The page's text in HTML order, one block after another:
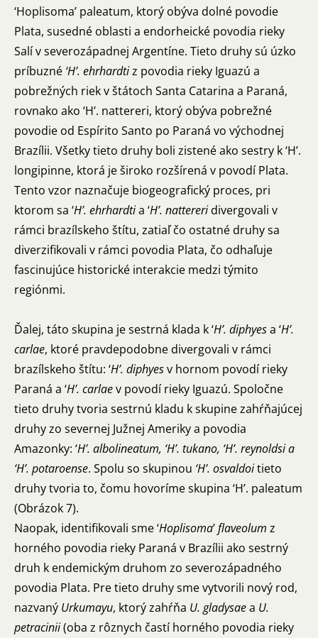
‘Hoplisoma’ paleatum, ktorý obýva dolné povodie
Plata, susedné oblasti a endorheické povodia rieky
Salí v severozápadnej Argentíne. Tieto druhy sú úzko
príbuzné ‘H’. ehrhardtiz povodia rieky Iguazú a
pobrežných riek v štátoch Santa Catarina a Paraná,
rovnako ako ‘H’. nattereri, ktorý obýva pobrežné
povodie od Espírito Santo po Paraná vo východnej
Brazílii. Všetky tieto druhy boli zistené ako sestry k ‘H’.
longipinne, ktorá je široko rozšírená v povodí Plata.
Tento vzor naznačuje biogeografický proces, pri
ktorom sa ‘H’. ehrhardtia ‘H’. nattereridivergovali v
rámci brazílskeho štítu, zatiaľ čo ostatné druhy sa
diverzifikovali v rámci povodia Plata, čo odhaľuje
fascinujúce historické interakcie medzi týmito
regiónmi.
Ďalej, táto skupina je sestrná klada k ‘H’. diphyesa ‘H’.
carlae, ktoré pravdepodobne divergovali v rámci
brazílskeho štítu: ‘H’. diphyesv hornom povodí rieky
Paraná a ‘H’. carlaev povodí rieky Iguazú. Spoločne
tieto druhy tvoria sestrnú kladu k skupine zahŕňajúcej
druhy zo severnej Južnej Ameriky a povodia
Amazonky: ‘H’. albolineatum, ‘H’. tukano, ‘H’. reynoldsi a
‘H’. potaroense. Spolu so skupinou ‘H’. osvaldoitieto
druhy tvoria to, čomu hovoríme skupina ‘H’. paleatum
(Obrázok 7).
Naopak, identifikovali sme ‘Hoplisoma’flaveolum z
horného povodia rieky Paraná v Brazílii ako sestrný
druh k endemickým druhom zo severozápadného
povodia Plata. Pre tieto druhy sme vytvorili nový rod,
nazvaný Urkumayu, ktorý zahŕňa U. gladysaea U.
petracinii(oba z rôznych častí horného povodia rieky